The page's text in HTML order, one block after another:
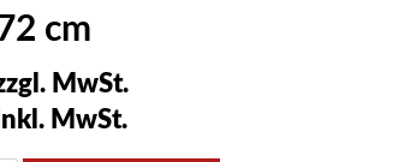
cm
MwSt.
MwSt.